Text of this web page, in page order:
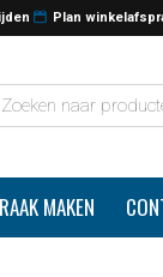
Plan
MAKEN